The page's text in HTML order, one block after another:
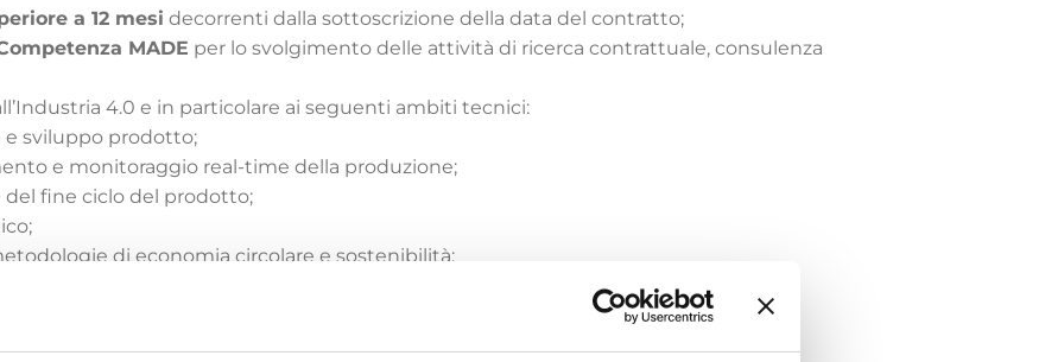
a 12 mesi decorrenti dalla sottoscrizione della data del contratto;
MADE per lo svolgimento delle attività di ricerca contrattuale, consulenza
4.0 e in particolare ai seguenti ambiti tecnici:
e sviluppo prodotto;
e monitoraggio real-time della produzione;
fine ciclo del prodotto;
di economia circolare e sostenibilità;
qualità;
dei processi industriali;